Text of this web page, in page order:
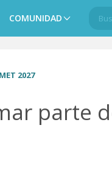
COMUNIDAD
2027
parte